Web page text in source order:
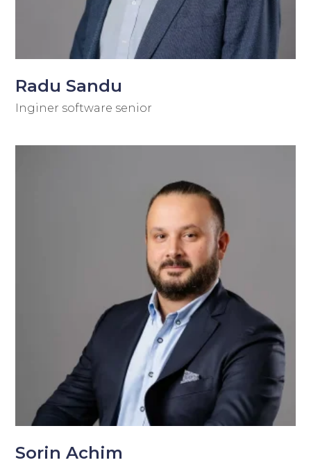
Radu Sandu
Inginer software senior
Sorin Achim